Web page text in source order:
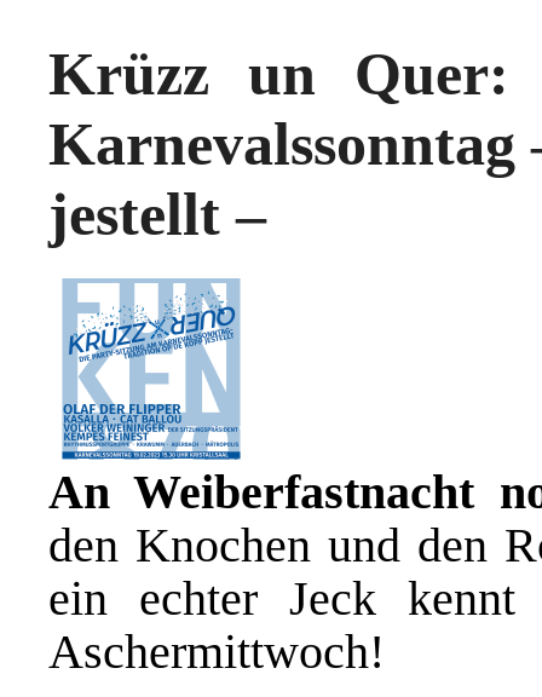
Krüzz un Quer:
jestellt –
An Weiberfastnacht
den Knochen und den
ein echter Jeck kennt
Aschermittwoch!